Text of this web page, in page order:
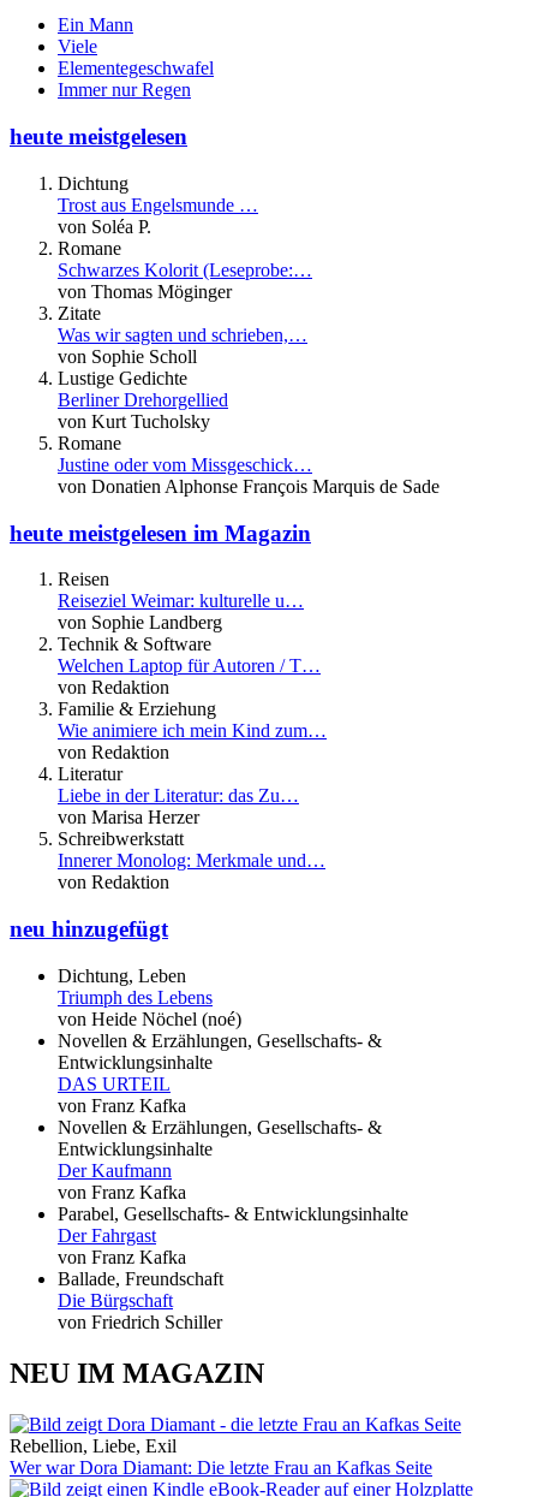
Ein Mann
Viele
Elementegeschwafel
Immer nur Regen
heute meistgelesen
Dichtung
Trost aus Engelsmunde …
von Soléa P.
Romane
Schwarzes Kolorit (Leseprobe:…
von Thomas Möginger
Zitate
Was wir sagten und schrieben,…
von Sophie Scholl
Lustige Gedichte
Berliner Drehorgellied
von Kurt Tucholsky
Romane
Justine oder vom Missgeschick…
von Donatien Alphonse François Marquis de Sade
heute meistgelesen im Magazin
Reisen
Reiseziel Weimar: kulturelle u…
von Sophie Landberg
Technik & Software
Welchen Laptop für Autoren / T…
von Redaktion
Familie & Erziehung
Wie animiere ich mein Kind zum…
von Redaktion
Literatur
Liebe in der Literatur: das Zu…
von Marisa Herzer
Schreibwerkstatt
Innerer Monolog: Merkmale und…
von Redaktion
neu hinzugefügt
Dichtung, Leben
Triumph des Lebens
von Heide Nöchel (noé)
Novellen & Erzählungen, Gesellschafts- &
Entwicklungsinhalte
DAS URTEIL
von Franz Kafka
Novellen & Erzählungen, Gesellschafts- &
Entwicklungsinhalte
Der Kaufmann
von Franz Kafka
Parabel, Gesellschafts- & Entwicklungsinhalte
Der Fahrgast
von Franz Kafka
Ballade, Freundschaft
Die Bürgschaft
von Friedrich Schiller
NEU IM MAGAZIN
Rebellion, Liebe, Exil
Wer war Dora Diamant: Die letzte Frau an Kafkas Seite